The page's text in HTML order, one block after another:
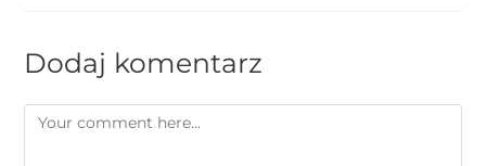
Dodaj komentarz